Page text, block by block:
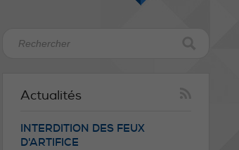
Actualités
INTERDITION DES FEUX
D'ARTIFICE